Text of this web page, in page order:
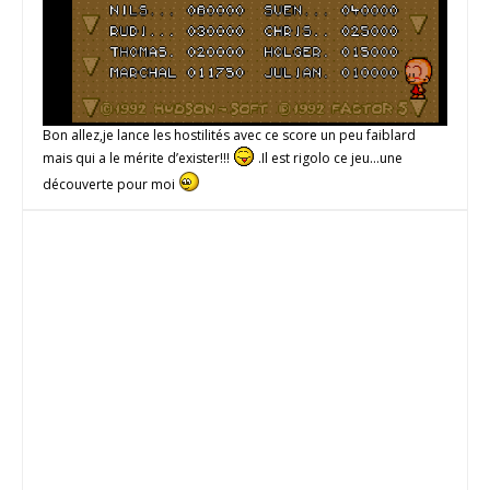
Bon allez,je lance les hostilités avec ce score un peu faiblard
mais qui a le mérite d’exister!!!
découverte pour moi